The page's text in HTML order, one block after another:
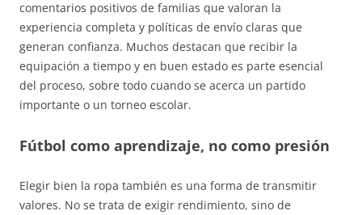
comentarios positivos de familias que valoran la
experiencia completa y políticas de envío claras que
generan confianza. Muchos destacan que recibir la
equipación a tiempo y en buen estado es parte esencial
del proceso, sobre todo cuando se acerca un partido
importante o un torneo escolar.
Fútbol como aprendizaje, no como presión
Elegir bien la ropa también es una forma de transmitir
valores. No se trata de exigir rendimiento, sino de